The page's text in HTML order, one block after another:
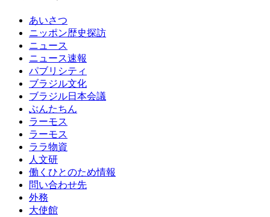
あいさつ
ニッポン歴史探訪
ニュース
ニュース速報
パブリシティ
ブラジル文化
ブラジル日本会議
ぶんたちん
ラーモス
ラーモス
ララ物資
人文研
働くひとのため情報
問い合わせ先
外務
大使館